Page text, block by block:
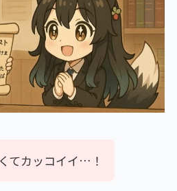
てカッコイイ…！